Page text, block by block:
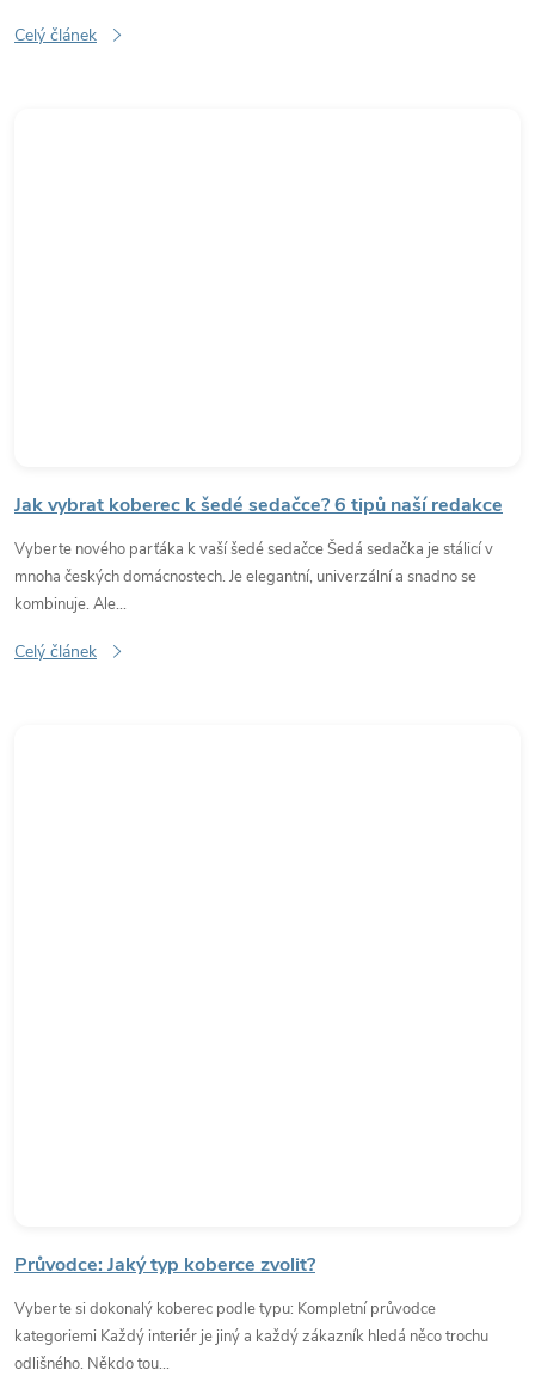
Celý článek
Jak vybrat koberec k šedé sedačce? 6 tipů naší redakce
Vyberte nového parťáka k vaší šedé sedačce Šedá sedačka je stálicí v
mnoha českých domácnostech. Je elegantní, univerzální a snadno se
kombinuje. Ale...
Celý článek
Průvodce: Jaký typ koberce zvolit?
Vyberte si dokonalý koberec podle typu: Kompletní průvodce
kategoriemi Každý interiér je jiný a každý zákazník hledá něco trochu
odlišného. Někdo tou...